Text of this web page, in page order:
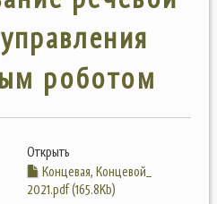
роботом
Открыть
Концевая, Концевой_
2021.pdf (165.8Kb)